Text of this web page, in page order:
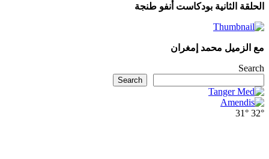
الثانية بودكاست أنفو طنجة
محمد إمغران
Search
31°